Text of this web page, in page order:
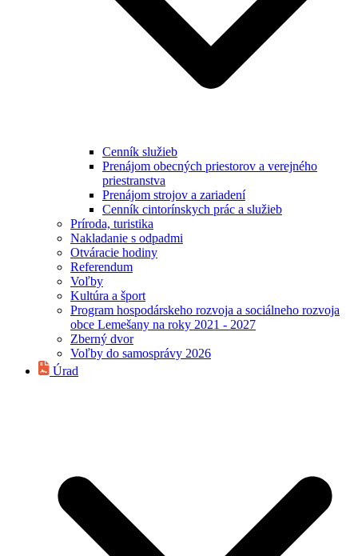
Cenník služieb
Prenájom obecných priestorov a verejného
priestranstva
Prenájom strojov a zariadení
Cenník cintorínskych prác a služieb
Príroda, turistika
Nakladanie s odpadmi
Otváracie hodiny
Referendum
Voľby
Kultúra a šport
Program hospodárskeho rozvoja a sociálneho rozvoja
obce Lemešany na roky 2021 - 2027
Zberný dvor
Voľby do samosprávy 2026
Úrad